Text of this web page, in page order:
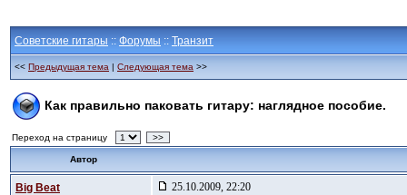
Советские гитары :: Форумы :: Транзит
<< Предыдущая тема | Следующая тема >>
Как правильно паковать гитару: наглядное пособие.
Переход на страницу >>
Автор
Big Beat 25.10.2009, 22:20